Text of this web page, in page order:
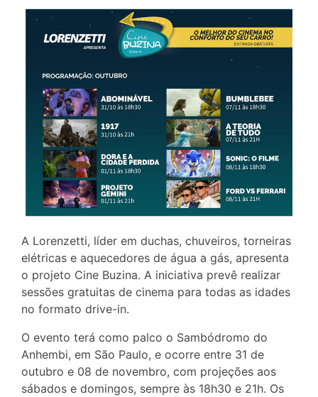
A Lorenzetti, líder em duchas, chuveiros, torneiras
elétricas e aquecedores de água a gás, apresenta
o projeto Cine Buzina. A iniciativa prevê realizar
sessões gratuitas de cinema para todas as idades
no formato drive-in.
O evento terá como palco o Sambódromo do
Anhembi, em São Paulo, e ocorre entre 31 de
outubro e 08 de novembro, com projeções aos
sábados e domingos, sempre às 18h30 e 21h. Os